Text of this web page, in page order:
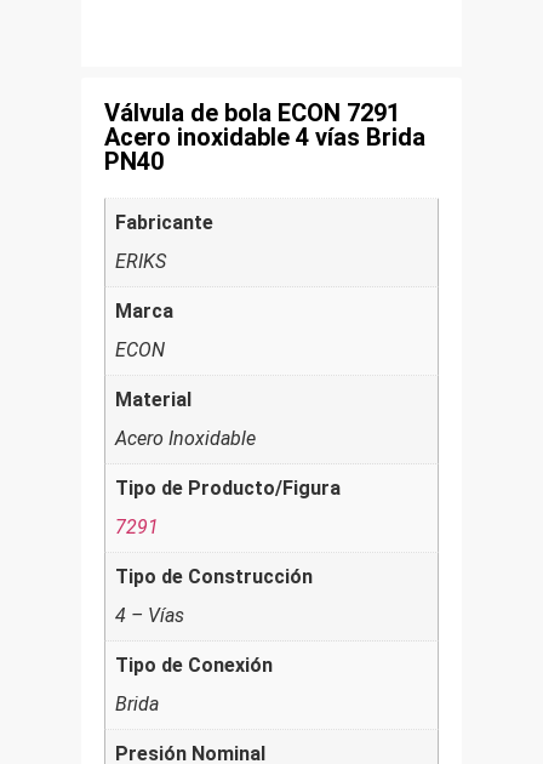
Válvula de bola ECON 7291
Acero inoxidable 4 vías Brida
PN40
Fabricante
ERIKS
Marca
ECON
Material
Acero Inoxidable
Tipo de Producto/Figura
7291
Tipo de Construcción
4 – Vías
Tipo de Conexión
Brida
Presión Nominal